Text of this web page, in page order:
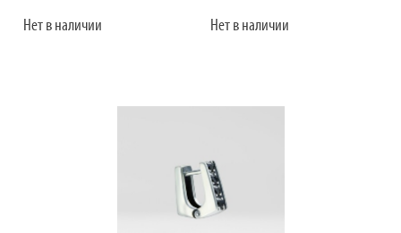
Нет в наличии Нет в наличии